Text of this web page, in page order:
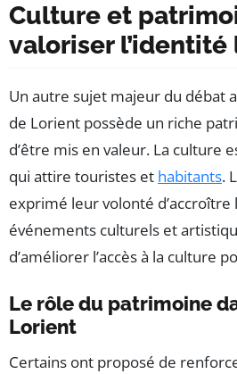
Culture et
valoriser
Un autre sujet majeur du débat
de Lorient possède un riche
d’être mis en valeur. La culture
qui attire touristes et habitants.
exprimé leur volonté d’accroître
événements culturels et
d’améliorer l’accès à la culture
Le rôle du patrimoine
Lorient
Certains ont proposé de